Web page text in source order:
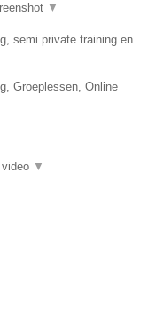
▼
semi private training en
Groeplessen, Online
video ▼